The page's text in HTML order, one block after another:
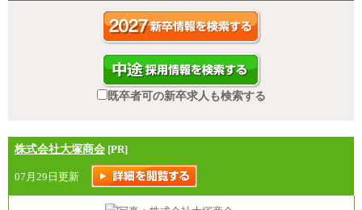
既卒者可の新卒求人も検索する
株式会社大塚商会 [PR]
07月29日更新